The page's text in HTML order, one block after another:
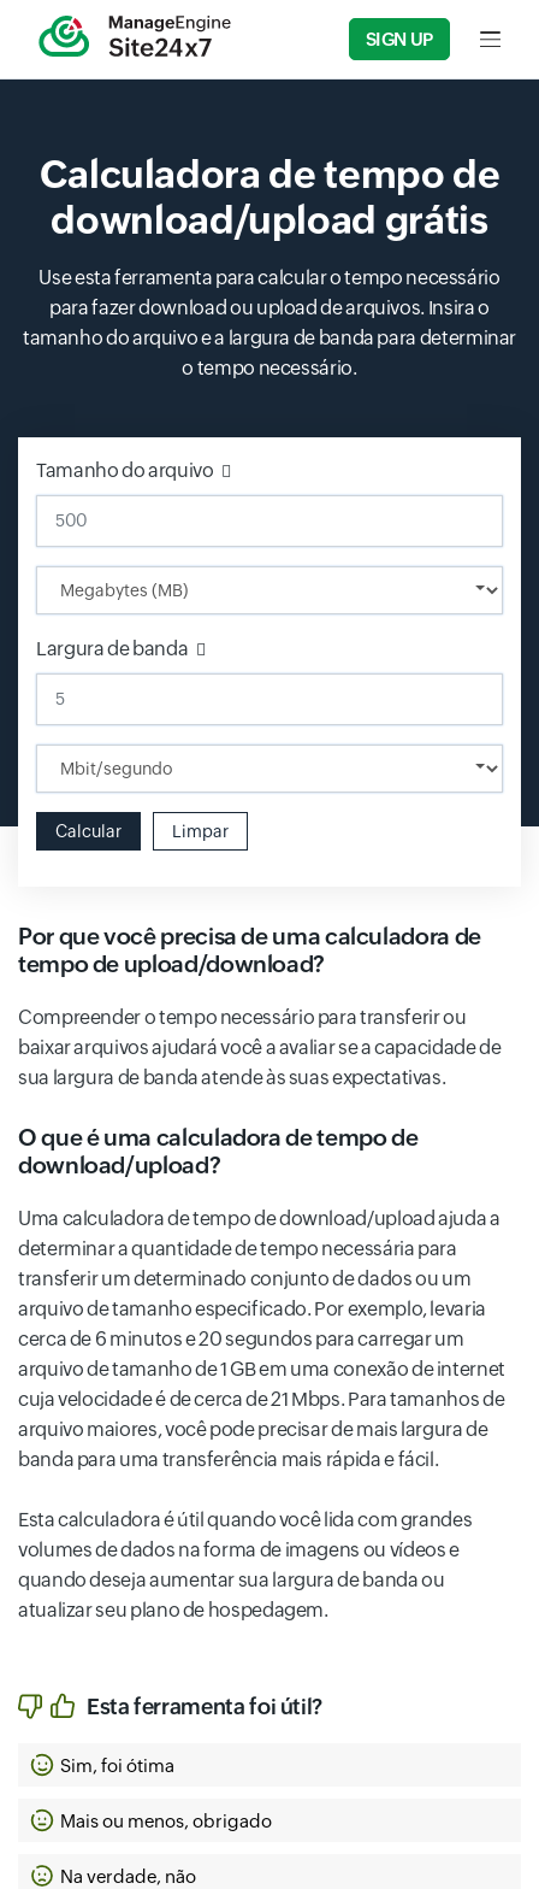
SIGN UP Input
Calculadora de tempo de
download/upload grátis
Use esta ferramenta para calcular o tempo necessário
para fazer download ou upload de arquivos. Insira o
tamanho do arquivo e a largura de banda para determinar
o tempo necessário.
Tamanho do arquivo
Input field
Largura de banda
Input field
Calcular Limpar
Por que você precisa de uma calculadora de
tempo de upload/download?
Compreender o tempo necessário para transferir ou
baixar arquivos ajudará você a avaliar se a capacidade de
sua largura de banda atende às suas expectativas.
O que é uma calculadora de tempo de
download/upload?
Uma calculadora de tempo de download/upload ajuda a
determinar a quantidade de tempo necessária para
transferir um determinado conjunto de dados ou um
arquivo de tamanho especificado. Por exemplo, levaria
cerca de 6 minutos e 20 segundos para carregar um
arquivo de tamanho de 1 GB em uma conexão de internet
cuja velocidade é de cerca de 21 Mbps. Para tamanhos de
arquivo maiores, você pode precisar de mais largura de
banda para uma transferência mais rápida e fácil.
Esta calculadora é útil quando você lida com grandes
volumes de dados na forma de imagens ou vídeos e
quando deseja aumentar sua largura de banda ou
atualizar seu plano de hospedagem.
Esta ferramenta foi útil?
Sim, foi ótima
Mais ou menos, obrigado
Na verdade, não